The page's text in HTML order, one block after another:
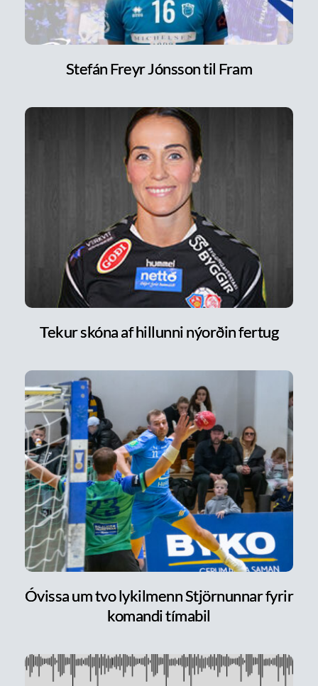
Stefán Freyr Jónsson til Fram
Tekur skóna af hillunni nýorðin fertug
Óvissa um tvo lykilmenn Stjörnunnar fyrir
komandi tímabil